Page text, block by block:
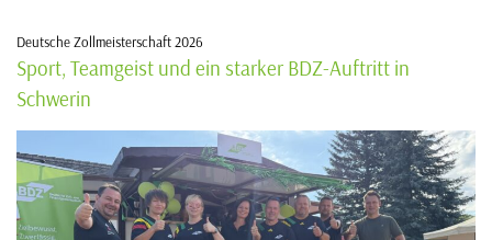
Deutsche Zollmeisterschaft 2026
Sport, Teamgeist und ein starker BDZ-Auftritt in
Schwerin